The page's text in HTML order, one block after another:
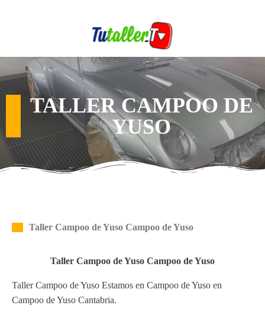
TALLER CAMPOO DE
YUSO
Taller Campoo de Yuso Campoo de Yuso
Taller Campoo de Yuso Campoo de Yuso
Taller Campoo de Yuso Estamos en Campoo de Yuso en
Campoo de Yuso Cantabria.